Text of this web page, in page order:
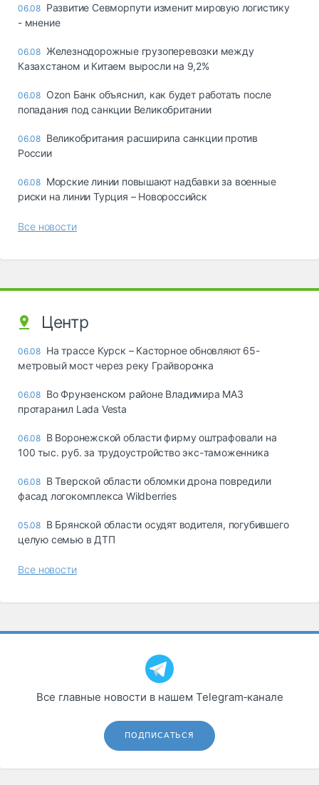
06.08 Развитие Севморпути изменит мировую логистику
- мнение
06.08 Железнодорожные грузоперевозки между
Казахстаном и Китаем выросли на 9,2%
06.08 Ozon Банк объяснил, как будет работать после
попадания под санкции Великобритании
06.08 Великобритания расширила санкции против
России
06.08 Морские линии повышают надбавки за военные
риски на линии Турция – Новороссийск
Все новости
Центр
06.08 На трассе Курск – Касторное обновляют 65-
метровый мост через реку Грайворонка
06.08 Во Фрунзенском районе Владимира МАЗ
протаранил Lada Vesta
06.08 В Воронежской области фирму оштрафовали на
100 тыс. руб. за трудоустройство экс-таможенника
06.08 В Тверской области обломки дрона повредили
фасад логокомплекса Wildberries
05.08 В Брянской области осудят водителя, погубившего
целую семью в ДТП
Все новости
Все главные новости в нашем Telegram‑канале
ПОДПИСАТЬСЯ